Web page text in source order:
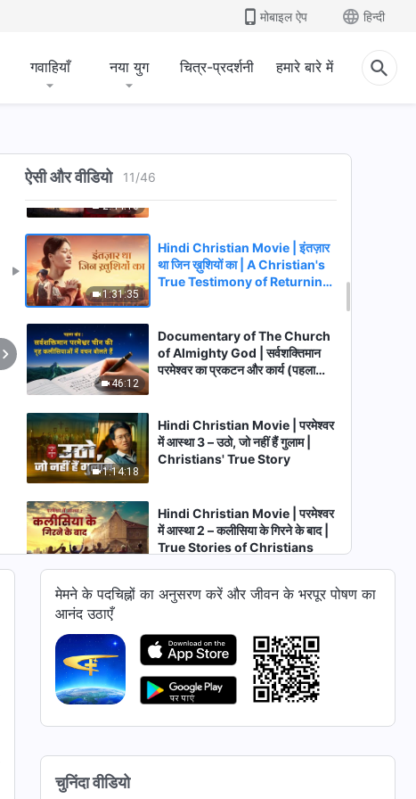
मोबाइल ऐप हिन्दी
गवाहियाँ नया युग चित्र-प्रदर्शनी हमारे बारे में
ऐसी और वीडियो 11/46
True Testimony
Hindi Christian Movie | "तड़प"
2:44:10
Hindi Christian Movie | स्वप्न से
1:31:35
Hindi Christian Movie | इंतज़ार
था जिन ख़ुशियों का | A Christian's
True Testimony of Returning
46:12
Documentary of The Church
of Almighty God | सर्वशक्तिमान
परमेश्वर का प्रकटन और कार्य (पहला
1:14:18
Hindi Christian Movie | परमेश्वर
में आस्था 3 – उठो, जो नहीं हैं गुलाम |
Christians' True Story
Hindi Christian Movie | परमेश्वर
में आस्था 2 – कलीसिया के गिरने के बाद |
True Stories of Christians
1:43:35
Hindi Christian Family Movie
Child to the Right Path of Life
Hindi Christian Movie | ईमान से
समझौता नहीं | Christian
Testimony in the Workplace
मेमने के पदचिह्नों का अनुसरण करें और जीवन के भरपूर पोषण का
आनंद उठाएँ
चुनिंदा वीडियो